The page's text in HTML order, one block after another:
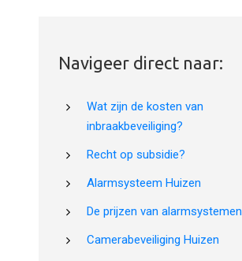
Navigeer direct naar:
Wat zijn de kosten van
inbraakbeveiliging?
Recht op subsidie?
Alarmsysteem Huizen
De prijzen van alarmsystemen
Camerabeveiliging Huizen